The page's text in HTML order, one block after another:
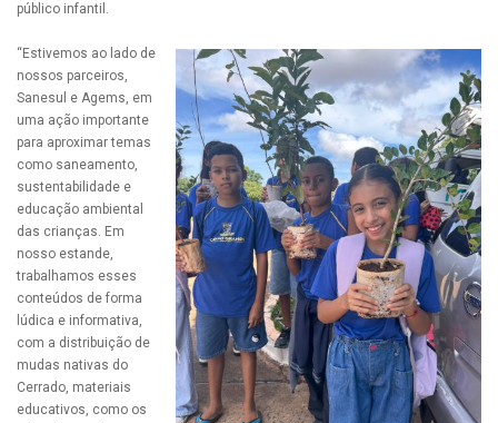
público infantil.
“Estivemos ao lado de
nossos parceiros,
Sanesul e Agems, em
uma ação importante
para aproximar temas
como saneamento,
sustentabilidade e
educação ambiental
das crianças. Em
nosso estande,
trabalhamos esses
conteúdos de forma
lúdica e informativa,
com a distribuição de
mudas nativas do
Cerrado, materiais
educativos, como os